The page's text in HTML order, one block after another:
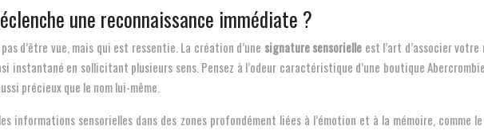
une reconnaissance immédiate ?
d’être vue, mais qui est ressentie. La création d’une signature sensorielle est l’art d’associer
en sollicitant plusieurs sens. Pensez à l’odeur caractéristique d’une boutique
précieux que le nom lui-même.
sensorielles dans des zones profondément liées à l’émotion et à la mémoire, comme